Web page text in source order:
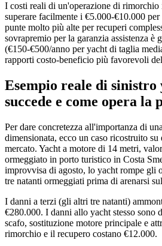
I costi reali di un'operazione di rimorchio
superare facilmente i €5.000-€10.000
punte molto più alte per recuperi
sovrapremio per la garanzia assistenza è
(€150-€500/anno per yacht di taglia
rapporti costo-beneficio più favorevoli
Esempio reale di sinistro
succede e come opera la
Per dare concretezza all'importanza di
dimensionata, ecco un caso ricostruito su
mercato. Yacht a motore di 14 metri,
ormeggiato in porto turistico in Costa
improvvisa di agosto, lo yacht rompe gli
tre natanti ormeggiati prima di arenarsi
I danni a terzi (gli altri tre natanti)
€280.000. I danni allo yacht stesso sono
scafo, sostituzione motore principale e
rimorchio e il recupero costano €12.000.